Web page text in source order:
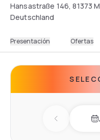
Hansastraße 146, 81373
Deutschland
Presentación Ofertas
Previous